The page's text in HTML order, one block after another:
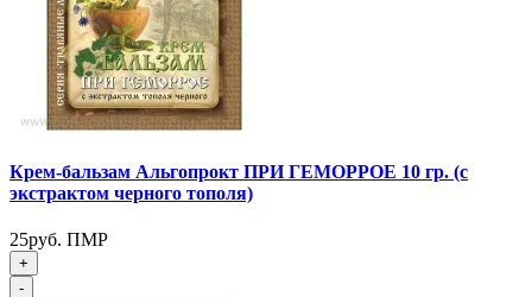
Крем-бальзам Альгопрокт ПРИ ГЕМОРРОЕ 10 гр. (с
экстрактом черного тополя)
25руб. ПМР
+
-